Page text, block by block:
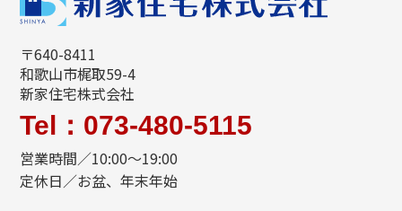
〒640-8411
和歌山市梶取59-4
新家住宅株式会社
Tel：073-480-5115
営業時間／10:00～19:00
定休日／お盆、年末年始